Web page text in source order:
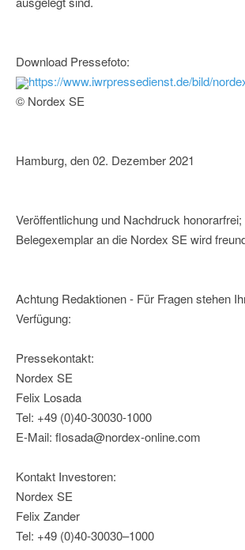
Download Pressefoto:
https://www.iwrpressedienst.de/bild/
© Nordex SE
Hamburg, den 02. Dezember 2021
Veröffentlichung und Nachdruck honorarfrei;
Belegexemplar an die Nordex SE wird
Achtung Redaktionen - Für Fragen stehen
Verfügung:
Pressekontakt:
Nordex SE
Felix Losada
Tel: +49 (0)40-30030-1000
E-Mail: flosada@nordex-online.com
Kontakt Investoren:
Nordex SE
Felix Zander
Tel: +49 (0)40-30030–1000